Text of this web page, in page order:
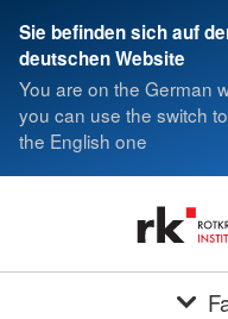
Sie befinden sich auf
deutschen Website
You are on the German
you can use the switch
the English one